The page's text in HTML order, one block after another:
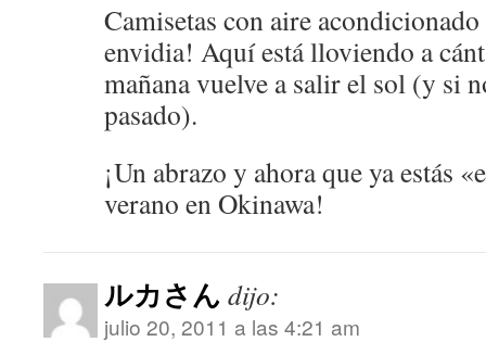
Camisetas con aire
envidia! Aquí está lloviendo a
mañana vuelve a salir el sol (y si
pasado).
¡Un abrazo y ahora que ya estás
verano en Okinawa!
ルカさん dijo:
julio 20, 2011 a las 4:21 am